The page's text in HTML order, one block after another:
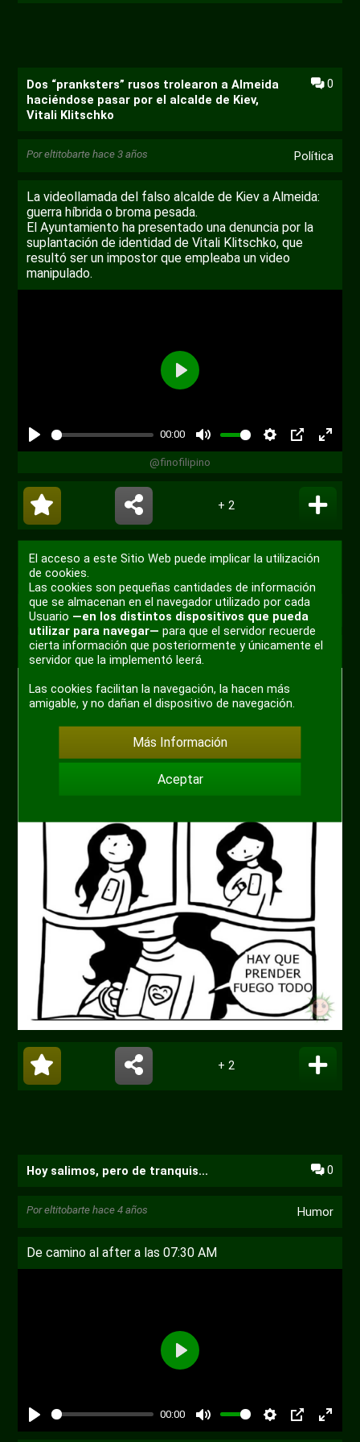
Dos “pranksters” rusos trolearon a Almeida
haciéndose pasar por el alcalde de Kiev,
Vitali Klitschko
0
Poreltitobarte hace 3 años Política
La videollamada del falso alcalde de Kiev a Almeida:
guerra híbrida o broma pesada.
El Ayuntamiento ha presentado una denuncia por la
suplantación de identidad de Vitali Klitschko, que
resultó ser un impostor que empleaba un video
manipulado.
Reproducir
00:00
Desactivar Ajustes
PIP
Reproducir
@finofilipino
+ 2
Pos eso...
Poreltitobarte hace 3 años Humor
+ 2
Hoy salimos, pero de tranquis... 0
Poreltitobarte hace 4 años Humor
De camino al after a las 07:30 AM
Reproducir
00:00
Desactivar Ajustes
PIP
Reproducir
El acceso a este Sitio Web puede implicar la utilización
de cookies.
Las cookies son pequeñas cantidades de información
que se almacenan en el navegador utilizado por cada
Usuario —en los distintos dispositivos que pueda
utilizar para navegar— para que el servidor recuerde
cierta información que posteriormente y únicamente el
servidor que la implementó leerá.
Las cookies facilitan la navegación, la hacen más
amigable, y no dañan el dispositivo de navegación.
Más Información
Aceptar